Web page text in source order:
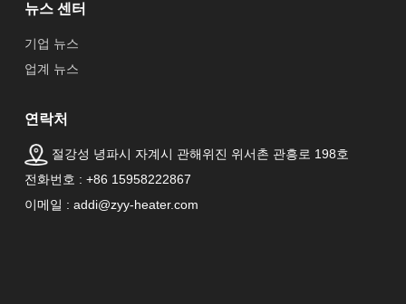
뉴스 센터
기업 뉴스
업계 뉴스
연락처
절강성 녕파시 자계시 관해위진 위서촌 관흥로 198호
전화번호 : +86 15958222867
이메일 : addi@zyy-heater.com